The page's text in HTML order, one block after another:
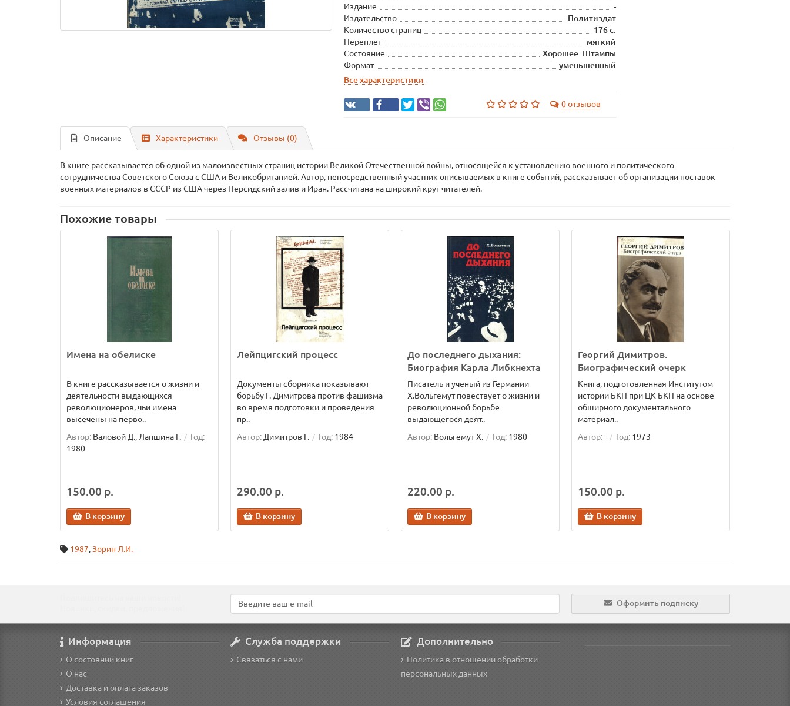
Издание
-
Издательство
Политиздат
Количество страниц
176 с.
Переплет
мягкий
Состояние
Хорошее. Штампы
Формат
уменьшенный
Все характеристики
0 отзывов
Описание Характеристики Отзывы (0)
В книге рассказывается об одной из малоизвестных страниц истории Великой Отечественной войны, относящейся к установлению военного и политического
сотрудничества Советского Союза с США и Великобританией. Автор, непосредственный участник описываемых в книге событий, рассказывает об организации поставок
военных материалов в СССР из США через Персидский залив и Иран. Рассчитана на широкий круг читателей.
Похожие товары
Имена на обелиске
В книге рассказывается о жизни и
деятельности выдающихся
революционеров, чьи имена
высечены на перво..
Автор: Валовой Д., Лапшина Г.
Год:
1980
150.00 р.
В корзину
Лейпцигский процесс
Документы сборника показывают
борьбу Г. Димитрова против фашизма
во время подготовки и проведения
пр..
Автор: Димитров Г. Год: 1984
290.00 р.
В корзину
До последнего дыхания:
Биография Карла Либкнехта
Писатель и ученый из Германии
X.Вольгемут повествует о жизни и
революционной борьбе
выдающегося деят..
Автор: Вольгемут Х. Год: 1980
220.00 р.
В корзину
Георгий Димитров.
Биографический очерк
Книга, подготовленная Институтом
истории БКП при ЦК БКП на основе
обширного документального
материал..
Автор:- Год: 1973
150.00 р.
В корзину
1987,Зорин Л.И.
Оформить подписку
Информация
О состоянии книг
О нас
Доставка и оплата заказов
Условия соглашения
Служба поддержки
Связаться с нами
Дополнительно
Политика в отношении обработки
персональных данных